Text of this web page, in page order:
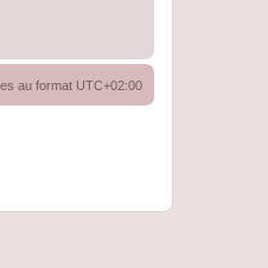
au format UTC+02:00